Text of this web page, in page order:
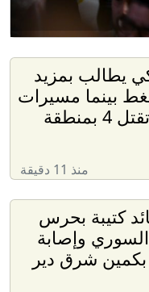
يطالب بمزيد
بينما مسيرات
روسية تقتل 4 بمنطقة
منذ 11 دقيقة
كتيبة بحرس
وإصابة
بكمين شرق دير